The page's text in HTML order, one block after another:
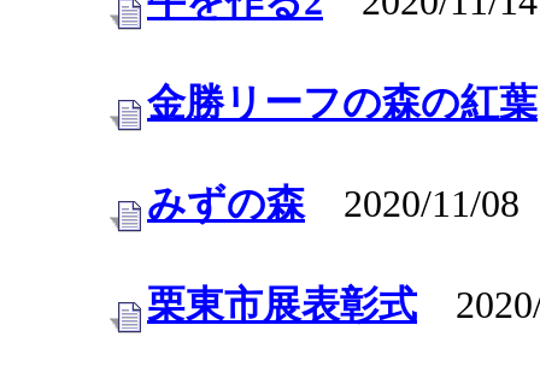
金勝リーフの森の紅葉
みずの森2020/11/08
栗東市展表彰式